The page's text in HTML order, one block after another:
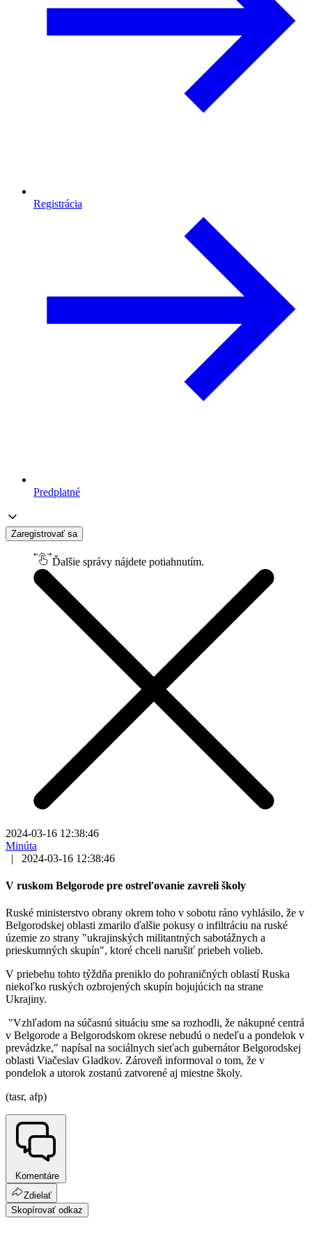
Registrácia
Predplatné
Zaregistrovať sa
Ďalšie správy nájdete potiahnutím.
2024-03-16 12:38:46
Minúta
|
2024-03-16 12:38:46
V ruskom Belgorode pre ostreľovanie zavreli školy
Ruské ministerstvo obrany okrem toho v sobotu ráno vyhlásilo, že v
Belgorodskej oblasti zmarilo ďalšie pokusy o infiltráciu na ruské
územie zo strany "ukrajinských militantných sabotážnych a
prieskumných skupín", ktoré chceli narušiť priebeh volieb.
V priebehu tohto týždňa preniklo do pohraničných oblastí Ruska
niekoľko ruských ozbrojených skupín bojujúcich na strane
Ukrajiny.
"Vzhľadom na súčasnú situáciu sme sa rozhodli, že nákupné centrá
v Belgorode a Belgorodskom okrese nebudú o nedeľu a pondelok v
prevádzke," napísal na sociálnych sieťach gubernátor Belgorodskej
oblasti Viačeslav Gladkov. Zároveň informoval o tom, že v
pondelok a utorok zostanú zatvorené aj miestne školy.
(tasr, afp)
Komentáre
Zdielať
Skopírovať odkaz